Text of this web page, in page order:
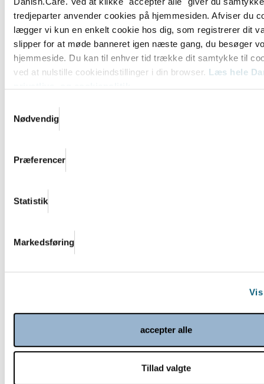
tredjeparter anvender cookies på hjemmesiden. Afviser du
lægger vi kun en enkelt cookie hos dig, som registrerer dit
slipper for at møde banneret igen næste gang, du besøger
hjemmeside. Du kan til enhver tid trække dit samtykke til
ved at nulstille cookieindstillinger i din browser. Læs hele
Nødvendig
Præferencer
Statistik
Markedsføring
accepter alle
Tillad valgte
Læs mere
Branchedag om eksport - dyk ned i
programmet og tilmeld dig nu
Storbritannien, Frankrig, Norge, Italien - og Kenya –
Læs mere